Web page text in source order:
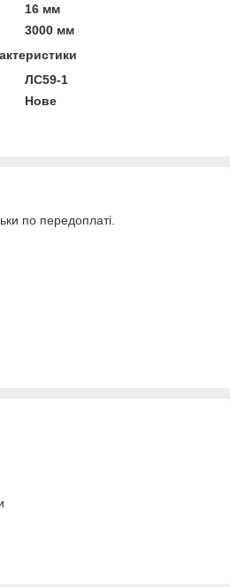
16 мм
3000 мм
ЛС59-1
Нове
по передоплаті.